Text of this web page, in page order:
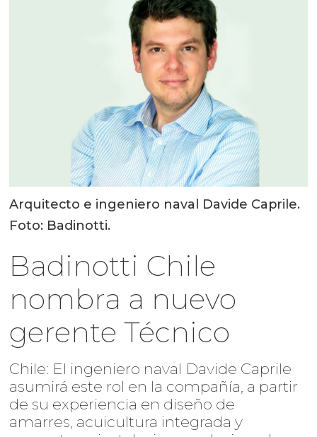
Arquitecto e ingeniero naval Davide Caprile.
Foto: Badinotti.
Badinotti Chile
nombra a nuevo
gerente Técnico
Chile: El ingeniero naval Davide Caprile
asumirá este rol en la compañía, a partir
de su experiencia en diseño de
amarres, acuicultura integrada y